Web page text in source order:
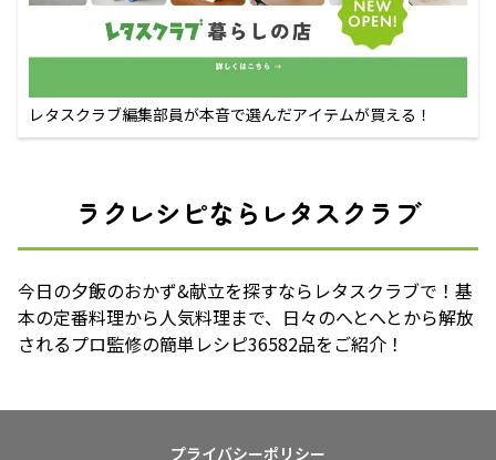
レタスクラブ編集部員が本音で選んだアイテムが買える！
ラクレシピならレタスクラブ
今日の夕飯のおかず&献立を探すならレタスクラブで！基
本の定番料理から人気料理まで、日々のへとへとから解放
されるプロ監修の簡単レシピ36582品をご紹介！
プライバシーポリシー